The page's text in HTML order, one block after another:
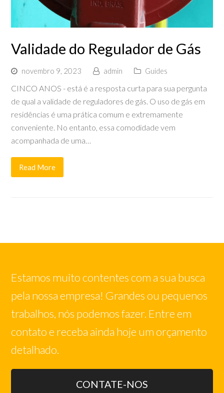
Validade do Regulador de Gás
novembro 9, 2023 admin Guides
CINCO ANOS - está é a resposta curta para sua pergunta
de qual a validade de reguladores de gás. O uso de gás em
residências é uma prática comum e extremamente
conveniente. No entanto, essa comodidade vem
acompanhada de uma…
Read More
Estamos muito contentes com a sua busca
pela nossa empresa! Grandes ou pequenos
trabalhos, nós podemos fazer. Entre em
contato e receba ainda hoje um orçamento
detalhado.
CONTATE-NOS